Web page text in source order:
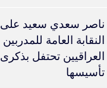
ناصر سعدي سعيد على
النقابة العامة للمدربين
العراقيين تحتفل بذكرى
تأسيسها